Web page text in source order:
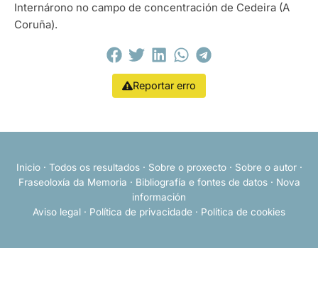
Internárono no campo de concentración de Cedeira (A
Coruña).
Reportar erro
Inicio· Todos os resultados· Sobre o proxecto· Sobre o autor·
Fraseoloxía da Memoria · Bibliografía e fontes de datos· Nova
información
Aviso legal · Política de privacidade · Política de cookies